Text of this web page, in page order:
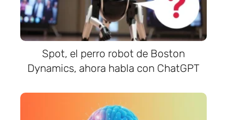
Spot, el perro robot de Boston
Dynamics, ahora habla con ChatGPT